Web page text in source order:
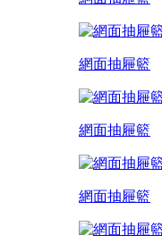
網面抽屜籃
網面抽屜籃
網面抽屜籃